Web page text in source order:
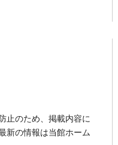
止のため、掲載内容に
新の情報は当館ホーム